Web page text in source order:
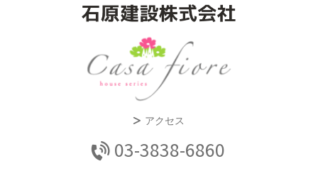
アクセス
03-3838-6860